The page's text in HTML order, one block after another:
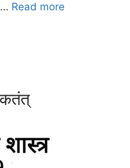
… Read more